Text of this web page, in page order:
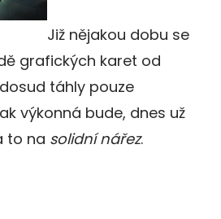
Již nějakou dobu se
grafických karet od
táhly pouze
výkonná bude, dnes už
to na solidní nářez.